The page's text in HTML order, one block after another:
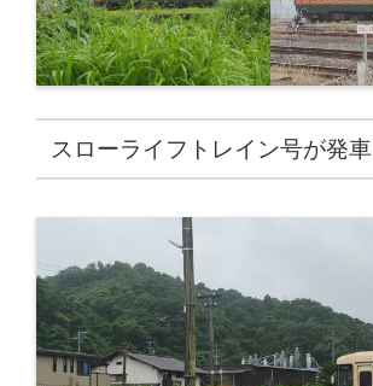
スローライフトレイン号が発車